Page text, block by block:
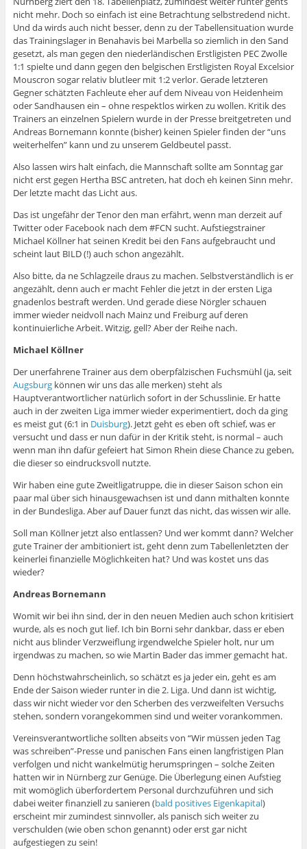
nicht mehr. Doch so einfach ist eine Betrachtung selbstredend nicht.
Und da wirds auch nicht besser, denn zu der Tabellensituation wurde
das Trainingslager in Benahavis bei Marbella so ziemlich in den Sand
gesetzt, als man gegen den niederländischen Erstligisten PEC Zwolle
1:1 spielte und dann gegen den belgischen Erstligisten Royal Excelsior
Mouscron sogar relativ blutleer mit 1:2 verlor. Gerade letzteren
Gegner schätzten Fachleute eher auf dem Niveau von Heidenheim
oder Sandhausen ein – ohne respektlos wirken zu wollen. Kritik des
Trainers an einzelnen Spielern wurde in der Presse breitgetreten und
Andreas Bornemann konnte (bisher) keinen Spieler finden der “uns
weiterhelfen” kann und zu unserem Geldbeutel passt.
Also lassen wirs halt einfach, die Mannschaft sollte am Sonntag gar
nicht erst gegen Hertha BSC antreten, hat doch eh keinen Sinn mehr.
Der letzte macht das Licht aus.
Das ist ungefähr der Tenor den man erfährt, wenn man derzeit auf
Twitter oder Facebook nach dem #FCN sucht. Aufstiegstrainer
Michael Köllner hat seinen Kredit bei den Fans aufgebraucht und
scheint laut BILD (!) auch schon angezählt.
Also bitte, da ne Schlagzeile draus zu machen. Selbstverständlich is er
angezählt, denn auch er macht Fehler die jetzt in der ersten Liga
gnadenlos bestraft werden. Und gerade diese Nörgler schauen
immer wieder neidvoll nach Mainz und Freiburg auf deren
kontinuierliche Arbeit. Witzig, gell? Aber der Reihe nach.
Michael Köllner
Der unerfahrene Trainer aus dem oberpfälzischen Fuchsmühl (ja, seit
Augsburgkönnen wir uns das alle merken) steht als
Hauptverantwortlicher natürlich sofort in der Schusslinie. Er hatte
auch in der zweiten Liga immer wieder experimentiert, doch da ging
es meist gut (6:1 in Duisburg). Jetzt geht es eben oft schief, was er
versucht und dass er nun dafür in der Kritik steht, is normal – auch
wenn man ihn dafür gefeiert hat Simon Rhein diese Chance zu geben,
die dieser so eindrucksvoll nutzte.
Wir haben eine gute Zweitligatruppe, die in dieser Saison schon ein
paar mal über sich hinausgewachsen ist und dann mithalten konnte
in der Bundesliga. Aber auf Dauer funzt das nicht, das wissen wir alle.
Soll man Köllner jetzt also entlassen? Und wer kommt dann? Welcher
gute Trainer der ambitioniert ist, geht denn zum Tabellenletzten der
keinerlei finanzielle Möglichkeiten hat? Und was kostet uns das
wieder?
Andreas Bornemann
Womit wir bei ihn sind, der in den neuen Medien auch schon kritisiert
wurde, als es noch gut lief. Ich bin Borni sehr dankbar, dass er eben
nicht aus blinder Verzweiflung irgendwelche Spieler holt, nur um
irgendwas zu machen, so wie Martin Bader das immer gemacht hat.
Denn höchstwahrscheinlich, so schätzt es ja jeder ein, geht es am
Ende der Saison wieder runter in die 2. Liga. Und dann ist wichtig,
dass wir nicht wieder vor den Scherben des verzweifelten Versuchs
stehen, sondern vorangekommen sind und weiter vorankommen.
Vereinsverantwortliche sollten abseits von “Wir müssen jeden Tag
was schreiben”-Presse und panischen Fans einen langfristigen Plan
verfolgen und nicht wankelmütig herumspringen – solche Zeiten
hatten wir in Nürnberg zur Genüge. Die Überlegung einen Aufstieg
mit womöglich überfordertem Personal durchzuführen und sich
dabei weiter finanziell zu sanieren (bald positives Eigenkapital)
erscheint mir zumindest sinnvoller, als panisch sich weiter zu
verschulden (wie oben schon genannt) oder erst gar nicht
aufgestiegen zu sein!